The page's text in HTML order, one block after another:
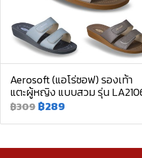
Aerosoft (แอโร่ซอฟ) รองเท้า
แตะผู้หญิง แบบสวม รุ่น
฿309 ฿289